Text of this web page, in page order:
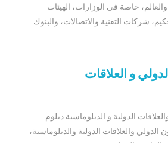
خاصة في الوزارات، الهيئات
شركات التقنية والاتصالات، والبنوك
و العلاقات
الدولية و الدبلوماسية دبلوم
والعلاقات الدولية والدبلوماسية،